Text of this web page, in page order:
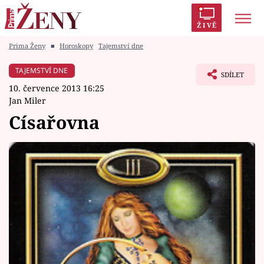
ŽIVĚ
Módní alarm
Témata
Celebrity
Vztahy
Seriály
Prima Ženy ■ Horoskopy Tajemství dne
TAJEMSTVÍ DNE
10. července 2013 16:25
Jan Miler
SDÍLET
Císařovna